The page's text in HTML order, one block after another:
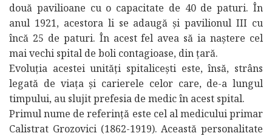
două pavilioane cu o capacitate de 40 de paturi. În
anul 1921, acestora li se adaugă și pavilionul III cu
încă 25 de paturi. În acest fel avea să ia naștere cel
mai vechi spital de boli contagioase, din țară.
Evoluția acestei unități spitalicești este, însă, strâns
legată de viața și carierele celor care, de-a lungul
timpului, au slujit prefesia de medic în acest spital.
Primul nume de referință este cel al medicului primar
Calistrat Grozovici (1862-1919). Această personalitate